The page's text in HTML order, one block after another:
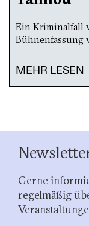
Ein Kriminalfall
Bühnenfassung
MEHR LESEN
Gerne
regelmäßig